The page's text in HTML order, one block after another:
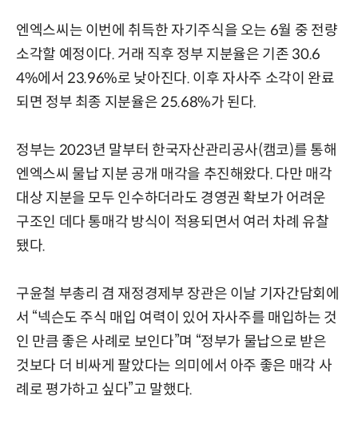
엔엑스씨는 이번에 취득한 자기주식을 오는 6월 중 전량
소각할 예정이다. 거래 직후 정부 지분율은 기존 30.6
4%에서 23.96%로 낮아진다. 이후 자사주 소각이 완료
되면 정부 최종 지분율은 25.68%가 된다.
정부는 2023년 말부터 한국자산관리공사(캠코)를 통해
엔엑스씨 물납 지분 공개 매각을 추진해왔다. 다만 매각
대상 지분을 모두 인수하더라도 경영권 확보가 어려운
구조인 데다 통매각 방식이 적용되면서 여러 차례 유찰
됐다.
구윤철 부총리 겸 재정경제부 장관은 이날 기자간담회에
서 “넥슨도 주식 매입 여력이 있어 자사주를 매입하는 것
인 만큼 좋은 사례로 보인다”며 “정부가 물납으로 받은
것보다 더 비싸게 팔았다는 의미에서 아주 좋은 매각 사
례로 평가하고 싶다”고 말했다.